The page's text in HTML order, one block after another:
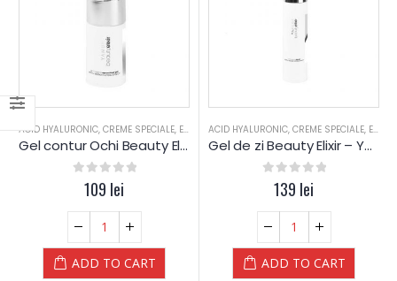
ACID HYALURONIC, CREME SPECIALE, ELIXIR ,PIELE MIXTA,PIELE SENSIBILA,PIELE USCATA
Gel contur Ochi Beauty Elixir – Yamuna
out of 5
109 lei
ADD TO CART
ACID HYALURONIC, CREME SPECIALE, ELIXIR
Gel de zi Beauty Elixir – Yamuna
out of 5
139 lei
ADD TO CART